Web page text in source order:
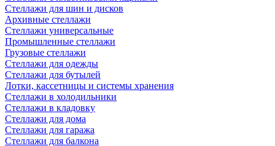
Стеллажи для шин и дисков
Архивные стеллажи
Стеллажи универсальные
Промышленные стеллажи
Грузовые стеллажи
Стеллажи для одежды
Стеллажи для бутылей
Лотки, кассетницы и системы хранения
Стеллажи в холодильники
Стеллажи в кладовку
Стеллажи для дома
Стеллажи для гаража
Стеллажи для балкона